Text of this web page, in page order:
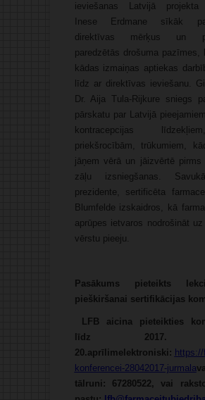
ieviešanas Latvijā projekta
Inese Erdmane sīkāk
direktīvas mērķus un
paredzētās drošuma pazīmes,
kādas izmaiņas aptiekas
līdz ar direktīvas ieviešanu.
Dr. Aija Tula-Rijkure sniegs
pārskatu par Latvijā
kontracepcijas
priekšrocībām, trūkumiem,
jāņem vērā un jāizvērtē pirms
zāļu izsniegšanas.
prezidente, sertificēta
Blumfelde izskaidros, kā
aprūpes ietvaros nodrošināt
vērstu pieeju.
Pasākums pieteikts
pieškiršanai sertifikācijas
LFB aicina pieteikties
līdz 2017.
20.aprīlimelektroniski:
konferencei-28042017-jurmala
tālruni: 67280522, vai